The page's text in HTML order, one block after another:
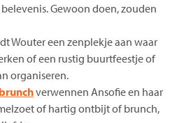
Gewoon doen, zouden
Wouter een zenplekje aan waar
of een rustig buurtfeestje of
organiseren.
verwennen Ansofie en haar
of hartig ontbijt of brunch,